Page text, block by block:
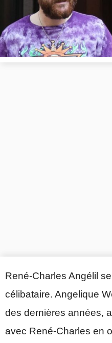
René-Charles Angélil
célibataire. Angelique
des dernières années,
avec René-Charles en